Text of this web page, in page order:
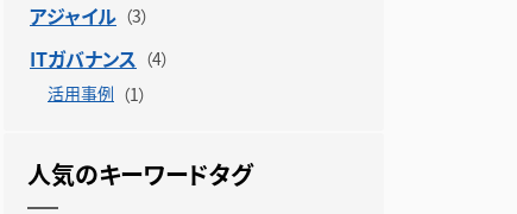
アジャイル
ITガバナンス
活用事例
人気のキーワードタグ